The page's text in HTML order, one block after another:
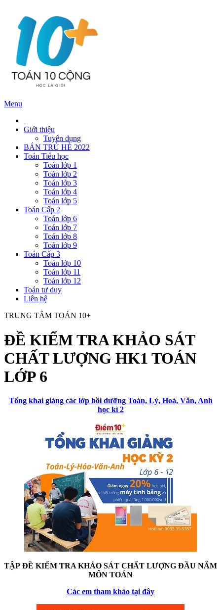
Menu
Giới thiệu
Tuyển dụng
BÁN TRÚ HÈ 2022
Toán Tiểu học
Toán lớp 1
Toán lớp 2
Toán lớp 3
Toán lớp 4
Toán lớp 5
Toán Cấp 2
Toán lớp 6
Toán lớp 7
Toán lớp 8
Toán lớp 9
Toán Cấp 3
Toán lớp 10
Toán lớp 11
Toán lớp 12
Toán tư duy
Liên hệ
TRUNG TÂM TOÁN 10+
ĐỀ KIỂM TRA KHẢO SÁT
CHẤT LƯỢNG HK1 TOÁN
LỚP 6
Tổng khai giảng các lớp bồi dưỡng Toán, Lý, Hoá, Văn, Anh
học kì 2
TẬP ĐỀ KIỂM TRA KHẢO SÁT CHẤT LƯỢNG ĐẦU NĂM
MÔN TOÁN
Các em tham khảo tại đây